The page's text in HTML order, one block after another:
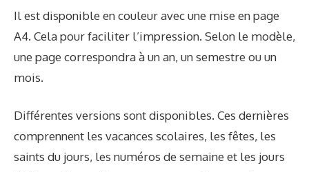
Il est disponible en couleur avec une mise en page
A4. Cela pour faciliter l’impression. Selon le modèle,
une page correspondra à un an, un semestre ou un
mois.
Différentes versions sont disponibles. Ces dernières
comprennent les vacances scolaires, les fêtes, les
saints du jours, les numéros de semaine et les jours